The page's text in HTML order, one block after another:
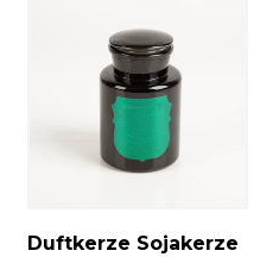
Duftkerze Sojakerze